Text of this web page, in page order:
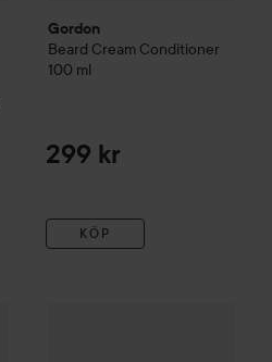
Gordon
Beard Cream Conditioner
100 ml
299 kr
KÖP